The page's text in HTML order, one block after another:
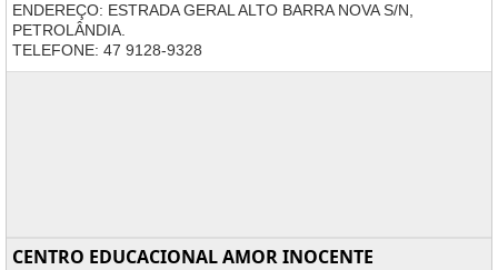
ENDEREÇO: ESTRADA GERAL ALTO BARRA NOVA S/N,
PETROLÂNDIA.
TELEFONE: 47 9128-9328
CENTRO EDUCACIONAL AMOR INOCENTE